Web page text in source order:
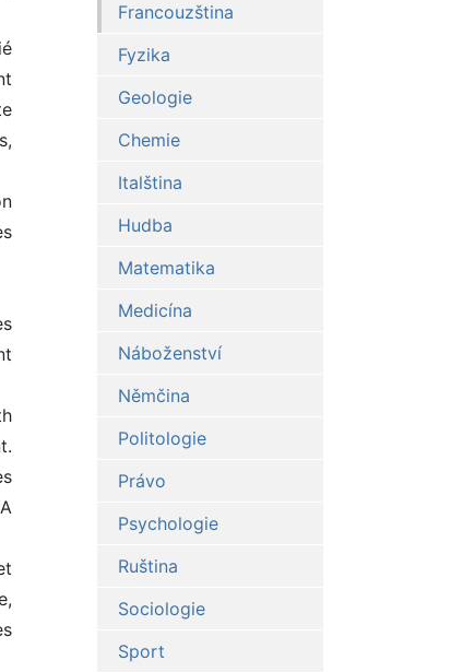
Francouzština
Fyzika
Geologie
Chemie
Italština
Hudba
Matematika
Medicína
Náboženství
Němčina
Politologie
Právo
Psychologie
Ruština
Sociologie
Sport